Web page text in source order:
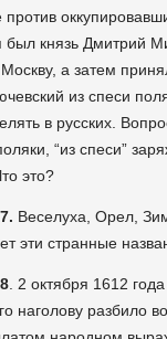
против
был князь Дмитрий
а затем
из спеси
в русских.
“из спеси”
это?
Веселуха, Орел,
эти странные
. 2 октября 1612
наголову разбило